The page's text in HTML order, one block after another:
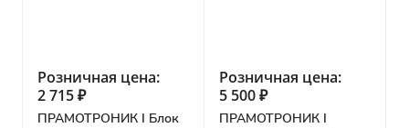
Розничная цена:
2 715 ₽
ПРАМОТРОНИК I Блок
Розничная цена:
5 500 ₽
ПРАМОТРОНИК I